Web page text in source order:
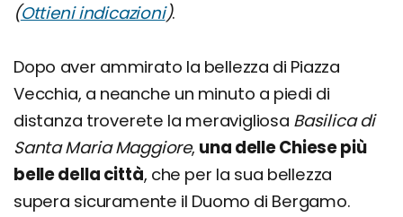
(Ottieni indicazioni).
Dopo aver ammirato la bellezza di Piazza
Vecchia, a neanche un minuto a piedi di
distanza troverete la meravigliosa Basilica di
Santa Maria Maggiore, una delle Chiese più
belle della città, che per la sua bellezza
supera sicuramente il Duomo di Bergamo.